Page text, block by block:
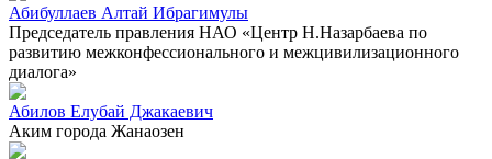
Абибуллаев Алтай Ибрагимулы
Председатель правления НАО «Центр Н.Назарбаева по
развитию межконфессионального и межцивилизационного
диалога»
Абилов Елубай Джакаевич
Аким города Жанаозен